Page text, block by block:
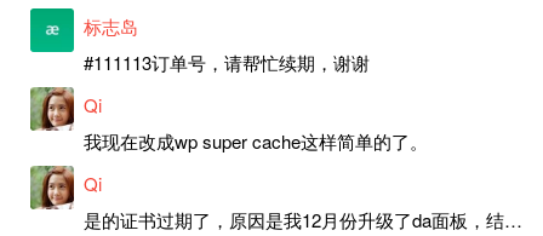
标志岛
#111113订单号，请帮忙续期，谢谢
Qi
我现在改成wp super cache这样简单的了。
Qi
是的证书过期了，原因是我12月份升级了da面板，结果后台证书就不更新了，目前还在排查问题。切换PHP版本现在没有了，因为DA新版不支持。